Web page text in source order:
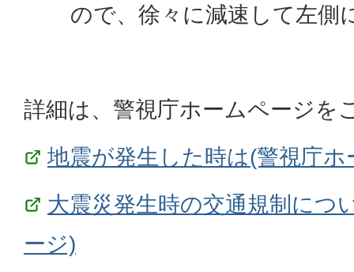
ので、徐々に減速して左側
詳細は、警視庁ホームページを
地震が発生した時は(警視庁ホ
大震災発生時の交通規制につ
ージ)